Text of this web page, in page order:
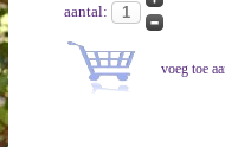
aantal: